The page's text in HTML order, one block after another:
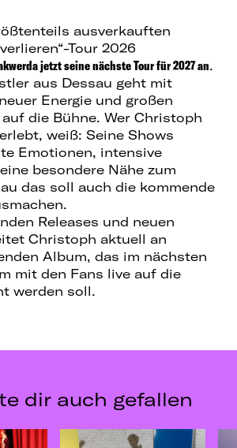
ausverkauften
Tour 2026
jetzt seine nächste Tour für 2027 an.
aus Dessau geht mit
Energie und großen
die Bühne. Wer Christoph
weiß: Seine Shows
Emotionen, intensive
besondere Nähe zum
das soll auch die kommende
Releases und neuen
Christoph aktuell an
Album, das im nächsten
mit den Fans live auf die
werden soll.
dir auch gefallen